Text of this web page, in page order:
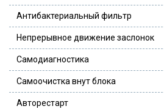
Антибактериальный фильтр
Непрерывное движение заслонок
Самодиагностика
Самоочистка внут блока
Авторестарт